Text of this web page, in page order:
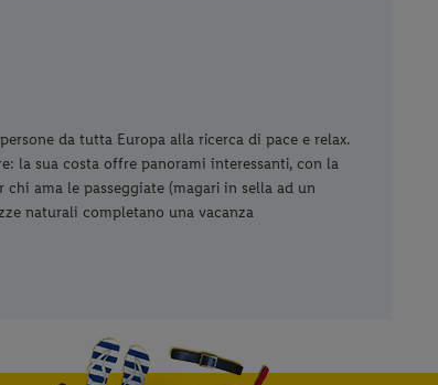
da tutta Europa alla ricerca di pace e relax.
la sua costa offre panorami interessanti, con la
ama le passeggiate (magari in sella ad un
naturali completano una vacanza